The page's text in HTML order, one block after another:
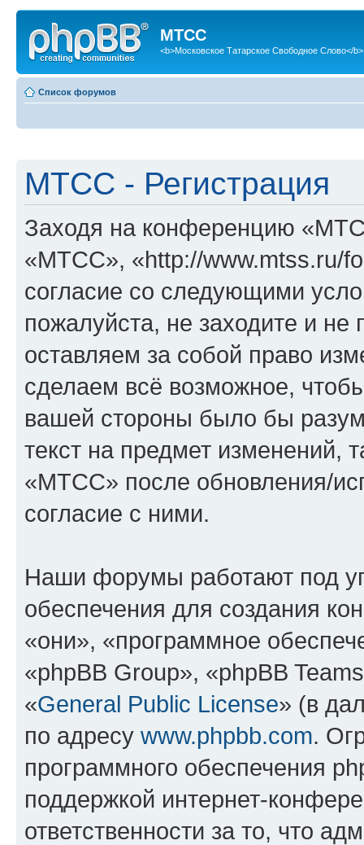
МТСС
<b>Московское Татарское Свободное Слово</b>
Список форумов
МТСС - Регистрация
Заходя на конференцию
«МТСС», «http://www.mtss.ru/
согласие со следующими
пожалуйста, не заходите и
оставляем за собой право
сделаем всё возможное,
вашей стороны было бы
текст на предмет изменений,
«МТСС» после обновления/
согласие с ними.
Наши форумы работают под
обеспечения для создания
«они», «программное
«phpBB Group», «phpBB
«General Public License» (в
по адресу www.phpbb.com.
программного обеспечения
поддержкой интернет-
ответственности за то, что